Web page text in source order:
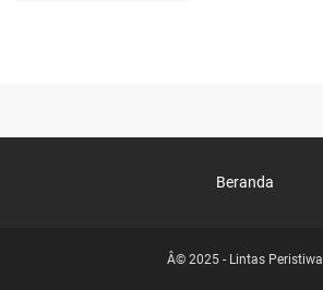
Beranda
Â© 2025 - Lintas Peristiwa